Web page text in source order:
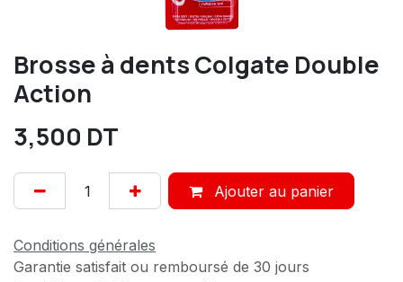
Brosse à dents Colgate Double
Action
3,500 DT
Ajouter au panier
Conditions générales
Garantie satisfait ou remboursé de 30 jours